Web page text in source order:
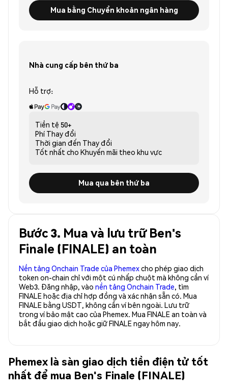
Mua bằng Chuyển khoản ngân hàng
Nhà cung cấp bên thứ ba
Hỗ trợ:
Tiền tệ 50+
Phí Thay đổi
Thời gian đến Thay đổi
Tốt nhất cho Khuyến mãi theo khu vực
Mua qua bên thứ ba
Bước 3. Mua và lưu trữ Ben's
Finale (FINALE) an toàn
Nền tảng Onchain Trade của Phemexcho phép giao dịch
token on-chain chỉ với một cú nhấp chuột mà không cần ví
Web3. Đăng nhập, vào nền tảng Onchain Trade, tìm
FINALE hoặc địa chỉ hợp đồng và xác nhận sẵn có. Mua
FINALE bằng USDT, không cần ví bên ngoài. Lưu trữ
trong ví bảo mật cao của Phemex. Mua FINALE an toàn và
bắt đầu giao dịch hoặc giữ FINALE ngay hôm nay.
Phemex là sàn giao dịch tiền điện tử tốt
nhất để mua Ben's Finale (FINALE)